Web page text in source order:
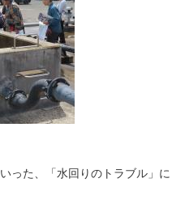
った、「水回りのトラブル」に